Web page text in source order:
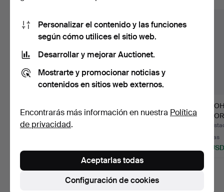
132 x 82 cm.
Subastado 15 jun 2026
platos de empresa del
de
5 pujas
58 USD
Personalizar el contenido y las funciones
según cómo utilices el sitio web.
Desarrollar y mejorar Auctionet.
Mostrarte y promocionar noticias y
contenidos en sitios web externos.
Encontrarás más información en nuestra Política
de privacidad.
Configuración de cookies
Aceptarlas todas